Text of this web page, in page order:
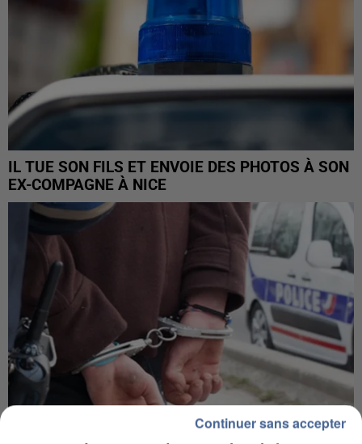
IL TUE SON FILS ET ENVOIE DES PHOTOS À SON
EX-COMPAGNE À NICE
Continuer sans accepter